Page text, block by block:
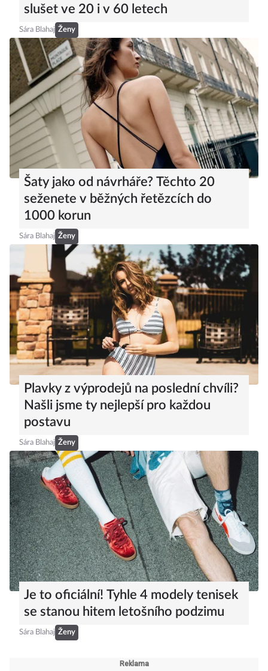
slušet ve 20 i v 60 letech
Sára Blahaj Ženy
Šaty jako od návrháře? Těchto 20
seženete v běžných řetězcích do
1000 korun
Sára Blahaj Ženy
Plavky z výprodejů na poslední chvíli?
Našli jsme ty nejlepší pro každou
postavu
Sára Blahaj Ženy
Je to oficiální! Tyhle 4 modely tenisek
se stanou hitem letošního podzimu
Sára Blahaj Ženy